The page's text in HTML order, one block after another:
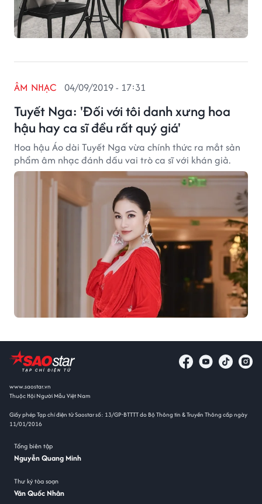
Tuyết Nga: 'Đối với tôi danh xưng hoa
hậu hay ca sĩ đều rất quý giá'
ÂM NHẠC 04/09/2019 - 17:31
Hoa hậu Áo dài Tuyết Nga vừa chính thức ra mắt sản
phẩm âm nhạc đánh dấu vai trò ca sĩ với khán giả.
www.saostar.vn
Thuộc Hội Người Mẫu Việt Nam
Giấy phép Tạp chí điện tử Saostar số: 13/GP-BTTTT do Bộ Thông tin & Truyền Thông cấp ngày
11/01/2016
Tổng biên tập
Nguyễn Quang Minh
Thư ký tòa soạn
Văn Quốc Nhân